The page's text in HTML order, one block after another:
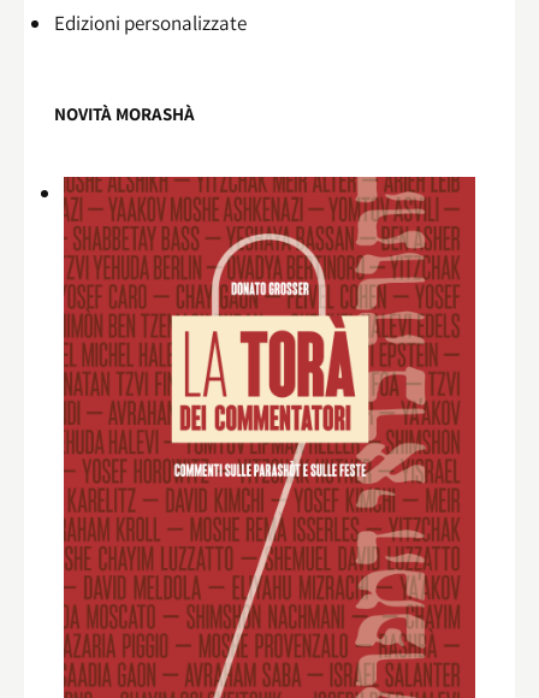
Edizioni personalizzate
NOVITÀ MORASHÀ